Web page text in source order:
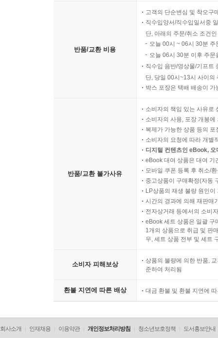
반품/교환 비용
고객의 단순변심 및 착오구
직수입양서/직수입일서중
단, 아래의 주문/취소 조건
오늘 00시 ~ 06시 30분
오늘 06시 30분 이후 주
직수입 음반/영상물/기프트
단, 당일 00시~13시 사이의
박스 포장은 택배 배송이
반품/교환 불가사유
소비자의 책임 있는 사유로
소비자의 사용, 포장 개봉
복제가 가능한 상품 등의
소비자의 요청에 따라 개별
디지털 컨텐츠인 eBook,
eBook 대여 상품은 대여 기
모바일 쿠폰 등록 후 취소/
중고상품이 구매확정(자동
LP상품의 재생 불량 원인
시간의 경과에 의해 재판매
전자상거래 등에서의 소비
eBook 세트 상품은 일괄 구
1개의 상품으로 취급 및 판
우, 세트 상품 전부 및 세트
소비자 피해보상
상품의 불량에 의한 반품,
준하여 처리됨
환불 지연에 따른 배상 대금 환불 및 환불 지연에
회사소개 인재채용 이용약관 개인정보처리방침 청소년보호정책 도서홍보안내